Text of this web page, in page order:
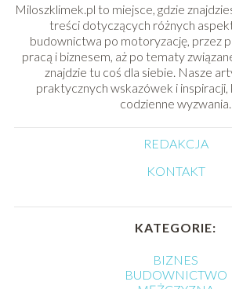
Miloszklimek.pl to miejsce, gdzie
treści dotyczących różnych
budownictwa po motoryzację, przez
pracą i biznesem, aż po tematy
znajdzie tu coś dla siebie. Nasze
praktycznych wskazówek i inspiracji,
codzienne wyzwania.
REDAKCJA
KONTAKT
KATEGORIE:
BIZNES
BUDOWNICTWO